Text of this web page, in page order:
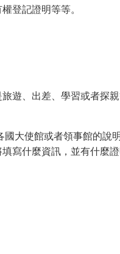
登記證明等等。
遊、出差、學習或者探
大使館或者領事館的說
寫什麼資訊，並有什麼證